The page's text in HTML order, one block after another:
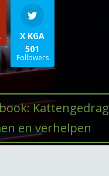
X KGA
501
Followers
Kattengedrag
en verhelpen